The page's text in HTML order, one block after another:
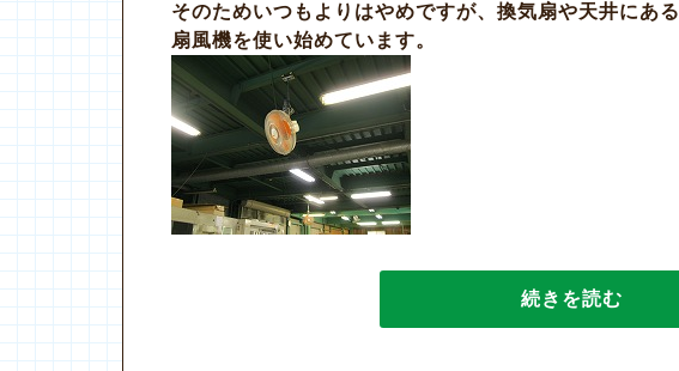
そのためいつもよりはやめですが、換気扇や天井にある
扇風機を使い始めています。
続きを読む